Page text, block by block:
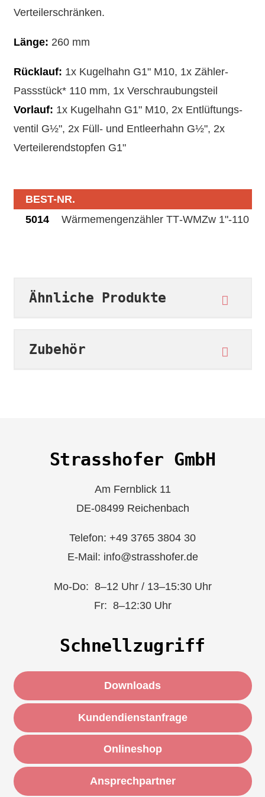
Verteiler­schränken.
Länge: 260 mm
Rücklauf: 1x Kugel­hahn G1" M10, 1x Zähler-
Pass­stück* 110 mm, 1x Ver­schraub­ungsteil
Vorlauf: 1x Kugel­hahn G1" M10, 2x Ent­lüftungs­
ventil G½", 2x Füll- und Ent­leer­hahn G½", 2x
Verteiler­end­stopfen G1"
BEST-NR.
5014
Wärme­mengen­zähler TT‑WMZw 1"-110
Ähnliche Produkte
Zubehör
Strasshofer GmbH
Am Fernblick 11
DE-08499 Reichenbach
Telefon: +49 3765 3804 30
E-Mail: info@strasshofer.de
Mo-Do: 8–12 Uhr / 13–15:30 Uhr
Fr: 8–12:30 Uhr
Schnellzugriff
Downloads
Kundendienstanfrage
Onlineshop
Ansprechpartner